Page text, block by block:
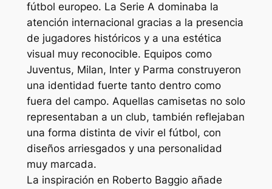
fútbol europeo. La Serie A dominaba la
atención internacional gracias a la presencia
de jugadores históricos y a una estética
visual muy reconocible. Equipos como
Juventus, Milan, Inter y Parma construyeron
una identidad fuerte tanto dentro como
fuera del campo. Aquellas camisetas no solo
representaban a un club, también reflejaban
una forma distinta de vivir el fútbol, con
diseños arriesgados y una personalidad
muy marcada.
La inspiración en Roberto Baggio añade